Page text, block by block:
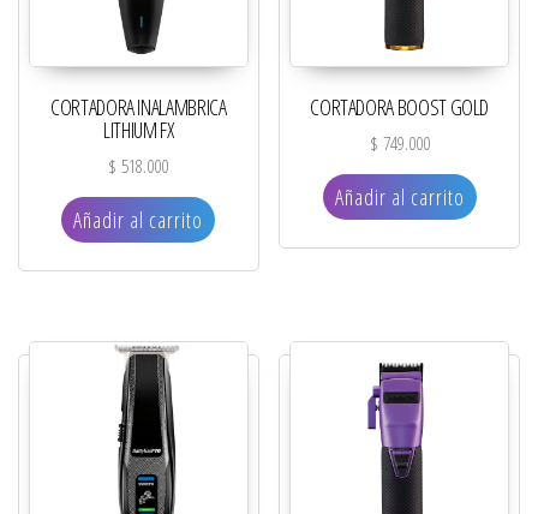
CORTADORA INALAMBRICA
LITHIUM FX
$ 518.000
Añadir al carrito
CORTADORA BOOST GOLD
$ 749.000
Añadir al carrito